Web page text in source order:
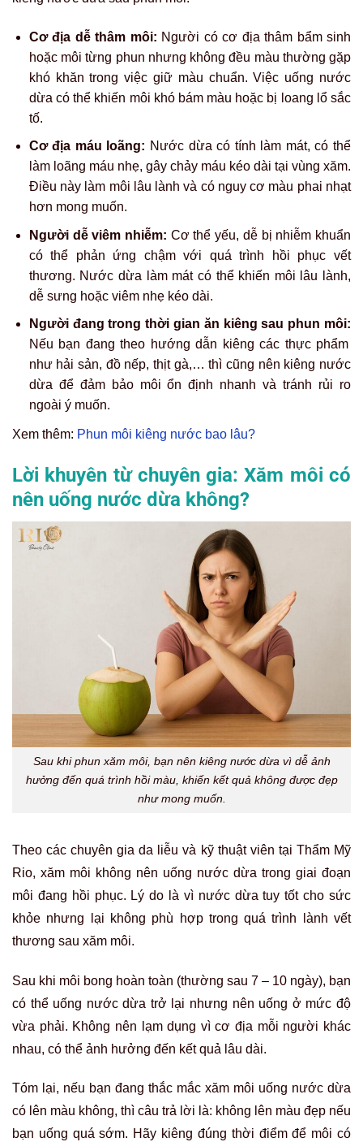
Cơ địa dễ thâm môi: Người có cơ địa thâm bẩm sinh
hoặc môi từng phun nhưng không đều màu thường gặp
khó khăn trong việc giữ màu chuẩn. Việc uống nước
dừa có thể khiến môi khó bám màu hoặc bị loang lổ sắc
tố.
Cơ địa máu loãng: Nước dừa có tính làm mát, có thể
làm loãng máu nhẹ, gây chảy máu kéo dài tại vùng xăm.
Điều này làm môi lâu lành và có nguy cơ màu phai nhạt
hơn mong muốn.
Người dễ viêm nhiễm: Cơ thể yếu, dễ bị nhiễm khuẩn
có thể phản ứng chậm với quá trình hồi phục vết
thương. Nước dừa làm mát có thể khiến môi lâu lành,
dễ sưng hoặc viêm nhẹ kéo dài.
Người đang trong thời gian ăn kiêng sau phun môi:
Nếu bạn đang theo hướng dẫn kiêng các thực phẩm
như hải sản, đồ nếp, thịt gà,… thì cũng nên kiêng nước
dừa để đảm bảo môi ổn định nhanh và tránh rủi ro
ngoài ý muốn.
Xem thêm: Phun môi kiêng nước bao lâu?
Lời khuyên từ chuyên gia: Xăm môi có
nên uống nước dừa không?
Sau khi phun xăm môi, bạn nên kiêng nước dừa vì dễ ảnh
hưởng đến quá trình hồi màu, khiến kết quả không được đẹp
như mong muốn.
Theo các chuyên gia da liễu và kỹ thuật viên tại Thẩm Mỹ
Rio, xăm môi không nên uống nước dừa trong giai đoạn
môi đang hồi phục. Lý do là vì nước dừa tuy tốt cho sức
khỏe nhưng lại không phù hợp trong quá trình lành vết
thương sau xăm môi.
Sau khi môi bong hoàn toàn (thường sau 7 – 10 ngày), bạn
có thể uống nước dừa trở lại nhưng nên uống ở mức độ
vừa phải. Không nên lạm dụng vì cơ địa mỗi người khác
nhau, có thể ảnh hưởng đến kết quả lâu dài.
Tóm lại, nếu bạn đang thắc mắc xăm môi uống nước dừa
có lên màu không, thì câu trả lời là: không lên màu đẹp nếu
bạn uống quá sớm. Hãy kiêng đúng thời điểm để môi có